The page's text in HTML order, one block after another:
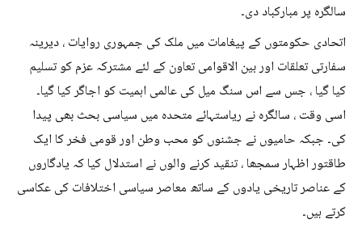
سالگرہ پر مبارکباد دی۔
اتحادی حکومتوں کے پیغامات میں ملک کی جمہوری روایات ، دیرینہ
سفارتی تعلقات اور بین الاقوامی تعاون کے لئے مشترکہ عزم کو تسلیم
کیا گیا ، جس سے اس سنگ میل کی عالمی اہمیت کو اجاگر کیا گیا۔
اسی وقت ، سالگرہ نے ریاستہائے متحدہ میں سیاسی بحث بھی پیدا
کی۔ جبکہ حامیوں نے جشنوں کو محب وطن اور قومی فخر کا ایک
طاقتور اظہار سمجھا ، تنقید کرنے والوں نے استدلال کیا کہ یادگاروں
کے عناصر تاریخی یادوں کے ساتھ معاصر سیاسی اختلافات کی عکاسی
کرتے ہیں۔